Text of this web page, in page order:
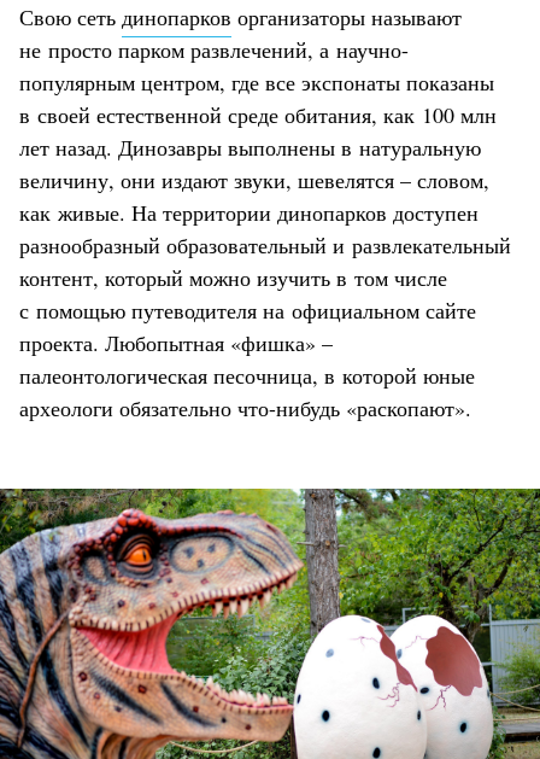
Свою сеть динопарков организаторы называют
не просто парком развлечений, а научно-
популярным центром, где все экспонаты показаны
в своей естественной среде обитания, как 100 млн
лет назад. Динозавры выполнены в натуральную
величину, они издают звуки, шевелятся – словом,
как живые. На территории динопарков доступен
разнообразный образовательный и развлекательный
контент, который можно изучить в том числе
с помощью путеводителя на официальном сайте
проекта. Любопытная «фишка» –
палеонтологическая песочница, в которой юные
археологи обязательно что-нибудь «раскопают».